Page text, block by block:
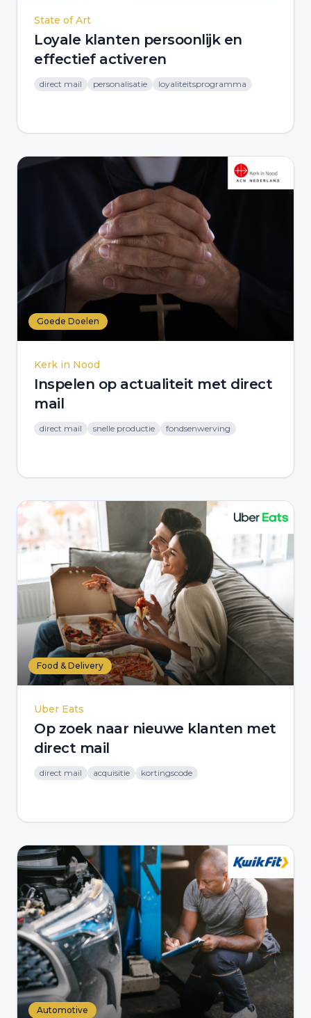
State of Art
Loyale klanten persoonlijk en
effectief activeren
direct mail personalisatie loyaliteitsprogramma
Goede Doelen
Kerk in Nood
Inspelen op actualiteit met direct
mail
direct mail snelle productie fondsenwerving
Food & Delivery
Uber Eats
Op zoek naar nieuwe klanten met
direct mail
direct mail acquisitie kortingscode
Automotive